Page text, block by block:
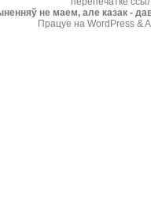
не маем, але казак -
Працуе на WordPress &